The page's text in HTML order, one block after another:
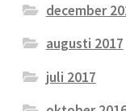
december
augusti 2017
juli 2017